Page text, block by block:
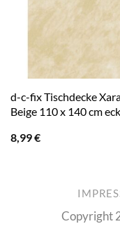
d-c-fix Tischdecke
Beige 110 x 140 cm
8,99€
Copyright